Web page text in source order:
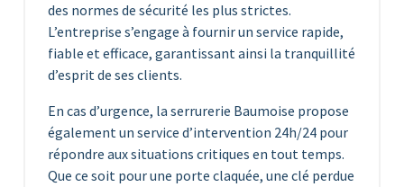
des normes de sécurité les plus strictes.
L’entreprise s’engage à fournir un service rapide,
fiable et efficace, garantissant ainsi la tranquillité
d’esprit de ses clients.
En cas d’urgence, la serrurerie Baumoise propose
également un service d’intervention 24h/24 pour
répondre aux situations critiques en tout temps.
Que ce soit pour une porte claquée, une clé perdue